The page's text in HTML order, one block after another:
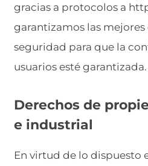
gracias a protocolos a
garantizamos las
seguridad para que la
usuarios esté garantizada.
Derechos de
e industrial
En virtud de lo dispuesto